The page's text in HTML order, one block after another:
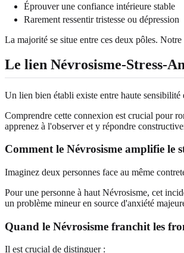
Éprouver une confiance intérieure stable
Rarement ressentir tristesse ou dépression
La majorité se situe entre ces deux pôles. Notre
Le lien Névrosisme-Stress-
Un lien bien établi existe entre haute
Comprendre cette connexion est crucial pour
apprenez à l'observer et y répondre
Comment le Névrosisme amplifie le
Imaginez deux personnes face au même
Pour une personne à haut Névrosisme, cet
un problème mineur en source d'anxiété
Quand le Névrosisme franchit les
Il est crucial de distinguer :